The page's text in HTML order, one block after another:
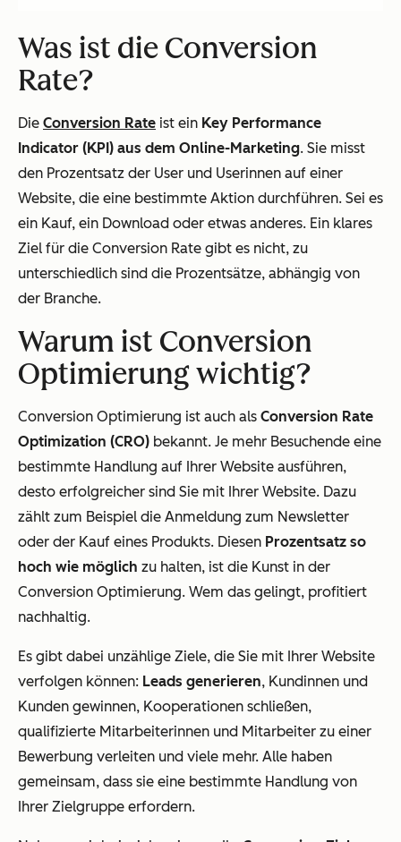
Was ist die Conversion
Rate?
Die Conversion Rate ist ein Key Performance
Indicator (KPI) aus dem Online-Marketing. Sie misst
den Prozentsatz der User und Userinnen auf einer
Website, die eine bestimmte Aktion durchführen. Sei es
ein Kauf, ein Download oder etwas anderes. Ein klares
Ziel für die Conversion Rate gibt es nicht, zu
unterschiedlich sind die Prozentsätze, abhängig von
der Branche.
Warum ist Conversion
Optimierung wichtig?
Conversion Optimierung ist auch als Conversion Rate
Optimization (CRO) bekannt. Je mehr Besuchende eine
bestimmte Handlung auf Ihrer Website ausführen,
desto erfolgreicher sind Sie mit Ihrer Website. Dazu
zählt zum Beispiel die Anmeldung zum Newsletter
oder der Kauf eines Produkts. Diesen Prozentsatz so
hoch wie möglich zu halten, ist die Kunst in der
Conversion Optimierung. Wem das gelingt, profitiert
nachhaltig.
Es gibt dabei unzählige Ziele, die Sie mit Ihrer Website
verfolgen können: Leads generieren, Kundinnen und
Kunden gewinnen, Kooperationen schließen,
qualifizierte Mitarbeiterinnen und Mitarbeiter zu einer
Bewerbung verleiten und viele mehr. Alle haben
gemeinsam, dass sie eine bestimmte Handlung von
Ihrer Zielgruppe erfordern.